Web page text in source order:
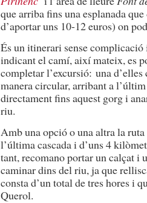
que arriba fins una esplanada
d’aportar uns 10-12 euros) on
És un itinerari sense
indicant el camí, així mateix, es
completar l’excursió: una
manera circular, arribant a
directament fins aquest gorg i
riu.
Amb una opció o una altra la
l’última cascada i d’uns 4
tant, recomano portar un calçat i
caminar dins del riu, ja que
consta d’un total de tres hores i
Querol.